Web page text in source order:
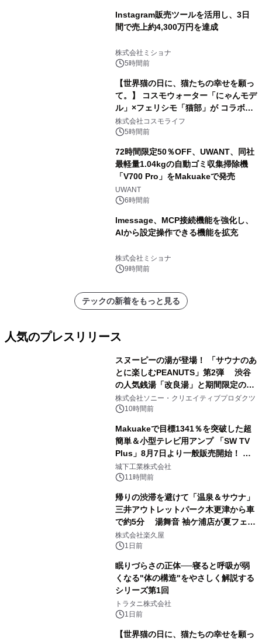
Instagram販売ツールを活用し、3日
間で売上約4,300万円を達成
株式会社ミショナ
5時間前
【世界猫の日に、猫たちの幸せを願っ
て。】 コスモウォーター「にゃんモデ
ル」×フェリシモ「猫部」が コラボキ
ャンペーンを実施
株式会社コスモライフ
5時間前
72時間限定50％OFF、UWANT、同社
最軽量1.04kgの自動ゴミ収集掃除機
「V700 Pro」をMakuakeで発売
UWANT
6時間前
lmessage、MCP接続機能を強化し、
AIから設定操作できる機能を拡充
株式会社ミショナ
9時間前
テックの新着をもっと見る
人気のプレスリリース
スヌーピーの湯が登場！ 「サウナのあ
とに楽しむPEANUTS」第2弾 渋谷
の人気銭湯「改良湯」と期間限定のコ
ラボレーション サウナイキタイコラ
ボグッズも発売決定！
株式会社ソニー・クリエイティブプロダクツ
10時間前
Makuakeで目標1341％を突破した超
簡単＆小型テレビ用アンプ 「SW TV
Plus」8月7日より一般販売開始！ ケ
ーブル1本つなぐだけ、テレビの音が
ぐっと豊かに
城下工業株式会社
11時間前
帰りの渋滞を避けて「温泉＆サウナ」
三井アウトレットパーク木更津から車
で約5分 湯舞音 袖ケ浦店が夏フェア
メニューを提供
株式会社楽久屋
1日前
眠りづらさの正体──寝ると呼吸が弱
くなる"体の構造"をやさしく解説する
シリーズ第1回
トラタニ株式会社
1日前
【世界猫の日に、猫たちの幸せを願っ